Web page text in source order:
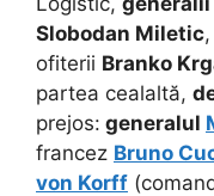
Slobodan Miletic
ofiterii Branko
partea cealaltă,
prejos: generalul
francez Bruno
von Korff